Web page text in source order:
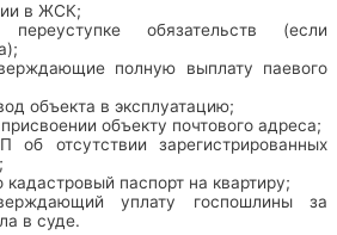
в ЖСК;
обязательств (если
полную выплату паевого
объекта в эксплуатацию;
объекту почтового адреса;
об отсутствии зарегистрированных
кадастровый паспорт на квартиру;
уплату госпошлины за
в суде.